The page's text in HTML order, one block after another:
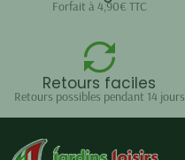
Forfait à 4,90€ TTC
Retours faciles
Retours possibles pendant 14 jours